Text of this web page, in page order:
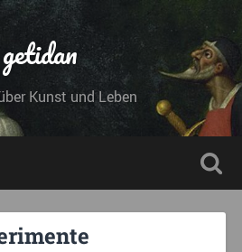
getidan
Kunst und Leben